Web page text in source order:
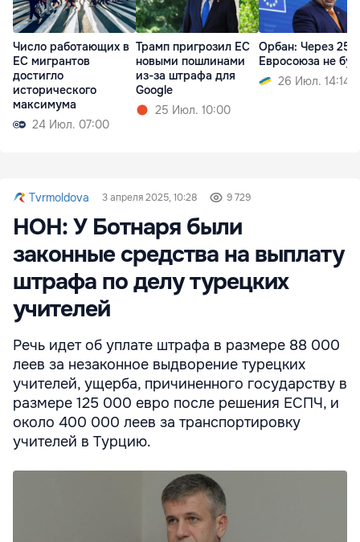
Число работающих в
ЕС мигрантов
достигло
исторического
максимума
24 Июл. 07:00
Трамп пригрозил ЕС
новыми пошлинами
из-за штрафа для
Google
25 Июл. 10:00
Орбан: Через 25
Евросоюза не
26 Июл. 14:14
Tvrmoldova 3 апреля 2025, 10:28 9 729
НОН: У Ботнаря были
законные средства на выплату
штрафа по делу турецких
учителей
Речь идет об уплате штрафа в размере 88 000
леев за незаконное выдворение турецких
учителей, ущерба, причиненного государству в
размере 125 000 евро после решения ЕСПЧ, и
около 400 000 леев за транспортировку
учителей в Турцию.